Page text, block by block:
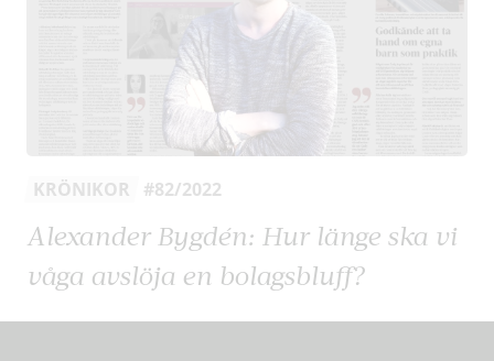
KRÖNIKOR #82/2022
Alexander Bygdén: Hur länge ska vi
våga avslöja en bolagsbluff?